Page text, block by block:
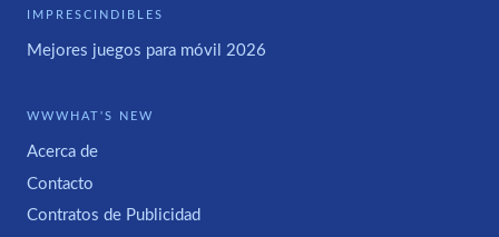
IMPRESCINDIBLES
Mejores juegos para móvil 2026
WWWHAT'S NEW
Acerca de
Contacto
Contratos de Publicidad